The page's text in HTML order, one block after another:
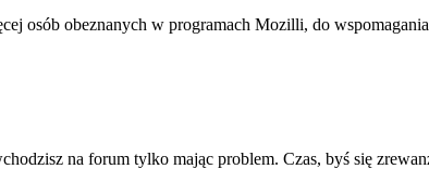
osób obeznanych w programach Mozilli, do
na forum tylko mając problem. Czas, byś się